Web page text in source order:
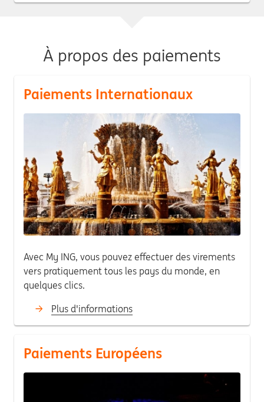
À propos des paiements
Paiements Internationaux
Avec My ING, vous pouvez effectuer des virements
vers pratiquement tous les pays du monde, en
quelques clics.
Plus d'informations
Paiements Européens